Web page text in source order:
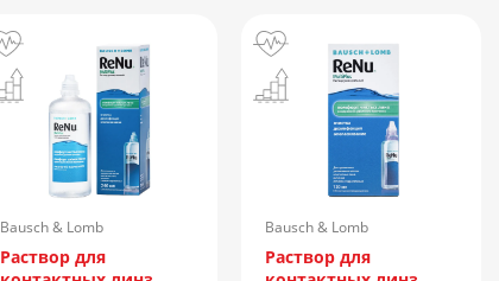
Bausch & Lomb
Incorporated/Италия
Раствор для
Bausch & Lomb
Incorporated/Италия
Раствор для